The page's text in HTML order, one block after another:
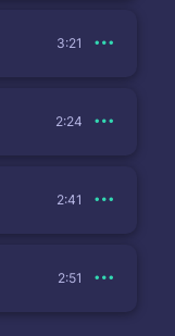
3:21
2:24
2:41
2:51